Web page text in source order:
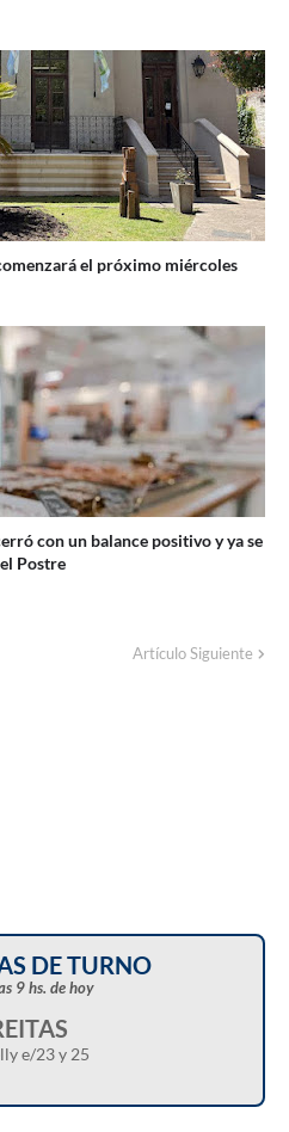
el próximo miércoles
con un balance positivo y ya se
Postre
Artículo Siguiente
DE TURNO
9 hs. de hoy
e/23 y 25